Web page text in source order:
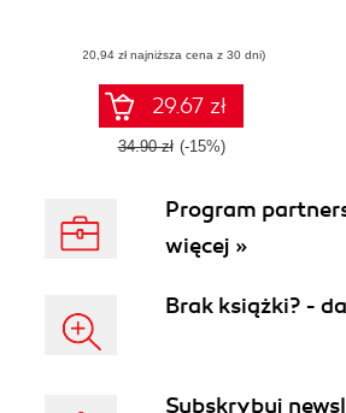
(20,94 zł najniższa cena z 30 dni)
29.67 zł
34.90 zł (-15%)
Program
więcej »
Brak książki? -
Subskrybuj